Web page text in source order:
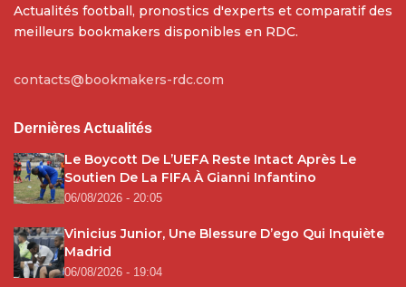
Actualités football, pronostics d'experts et comparatif des
meilleurs bookmakers disponibles en RDC.
contacts@bookmakers-rdc.com
Dernières Actualités
Le Boycott De L’UEFA Reste Intact Après Le
Soutien De La FIFA À Gianni Infantino
06/08/2026 - 20:05
Vinicius Junior, Une Blessure D’ego Qui Inquiète
Madrid
06/08/2026 - 19:04